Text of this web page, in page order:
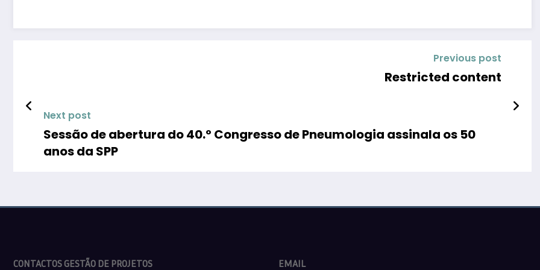
Previous post
Restricted content
Next post
Sessão de abertura do 40.º Congresso de Pneumologia assinala os 50
anos da SPP
CONTACTOS GESTÃO DE PROJETOS EMAIL